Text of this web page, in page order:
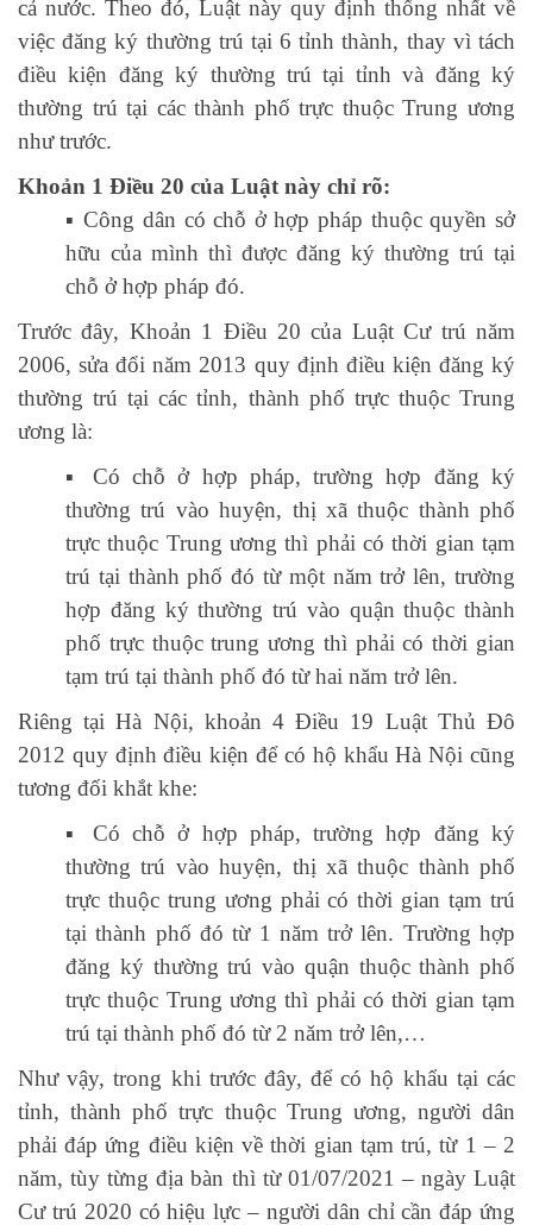
cả nước. Theo đó, Luật này quy định thống nhất về
việc đăng ký thường trú tại 6 tỉnh thành, thay vì tách
điều kiện đăng ký thường trú tại tỉnh và đăng ký
thường trú tại các thành phố trực thuộc Trung ương
như trước.
Khoản 1 Điều 20 của Luật này chỉ rõ:
▪️ Công dân có chỗ ở hợp pháp thuộc quyền sở
hữu của mình thì được đăng ký thường trú tại
chỗ ở hợp pháp đó.
Trước đây, Khoản 1 Điều 20 của Luật Cư trú năm
2006, sửa đổi năm 2013 quy định điều kiện đăng ký
thường trú tại các tỉnh, thành phố trực thuộc Trung
ương là:
▪️ Có chỗ ở hợp pháp, trường hợp đăng ký
thường trú vào huyện, thị xã thuộc thành phố
trực thuộc Trung ương thì phải có thời gian tạm
trú tại thành phố đó từ một năm trở lên, trường
hợp đăng ký thường trú vào quận thuộc thành
phố trực thuộc trung ương thì phải có thời gian
tạm trú tại thành phố đó từ hai năm trở lên.
Riêng tại Hà Nội, khoản 4 Điều 19 Luật Thủ Đô
2012 quy định điều kiện để có hộ khẩu Hà Nội cũng
tương đối khắt khe:
▪️ Có chỗ ở hợp pháp, trường hợp đăng ký
thường trú vào huyện, thị xã thuộc thành phố
trực thuộc trung ương phải có thời gian tạm trú
tại thành phố đó từ 1 năm trở lên. Trường hợp
đăng ký thường trú vào quận thuộc thành phố
trực thuộc Trung ương thì phải có thời gian tạm
trú tại thành phố đó từ 2 năm trở lên,…
Như vậy, trong khi trước đây, để có hộ khẩu tại các
tỉnh, thành phố trực thuộc Trung ương, người dân
phải đáp ứng điều kiện về thời gian tạm trú, từ 1 – 2
năm, tùy từng địa bàn thì từ 01/07/2021 – ngày Luật
Cư trú 2020 có hiệu lực – người dân chỉ cần đáp ứng